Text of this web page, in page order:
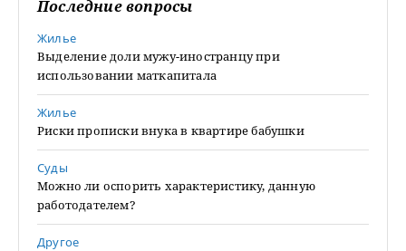
Последние вопросы
Жилье
Выделение доли мужу-иностранцу при
использовании маткапитала
Жилье
Риски прописки внука в квартире бабушки
Суды
Можно ли оспорить характеристику, данную
работодателем?
Другое